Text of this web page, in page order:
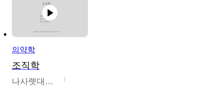
의약학
조직학
나사렛대학교